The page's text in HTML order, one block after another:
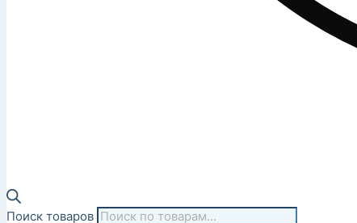
Поиск товаров